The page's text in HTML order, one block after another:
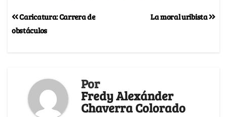
La moral uribista
Caricatura: Carrera de
obstáculos
Por
Fredy Alexánder
Chaverra Colorado